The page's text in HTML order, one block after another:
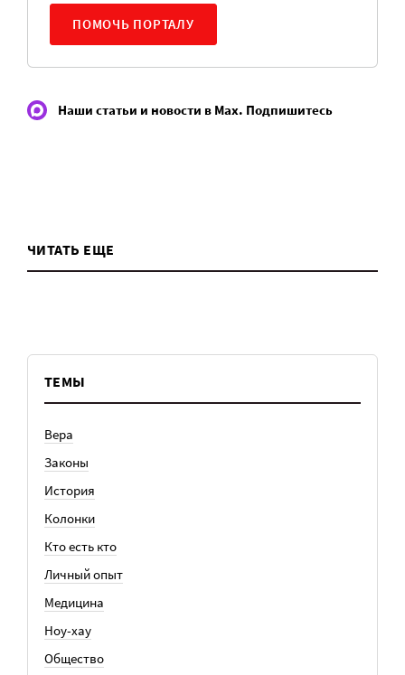
ПОМОЧЬ ПОРТАЛУ
Наши статьи и новости в Max. Подпишитесь
ЧИТАТЬ ЕЩЕ
ТЕМЫ
Вера
Законы
История
Колонки
Кто есть кто
Личный опыт
Медицина
Ноу-хау
Общество